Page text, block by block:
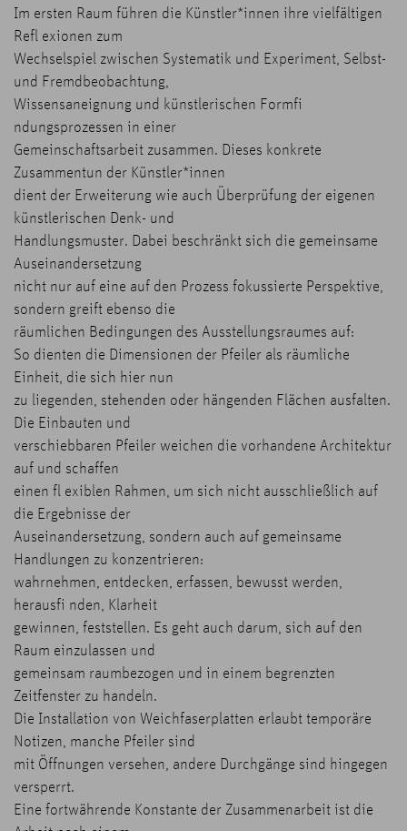
Im ersten Raum führen die Künstler*innen ihre vielfältigen
Refl exionen zum
Wechselspiel zwischen Systematik und Experiment, Selbst-
und Fremdbeobachtung,
Wissensaneignung und künstlerischen Formfi
ndungsprozessen in einer
Gemeinschaftsarbeit zusammen. Dieses konkrete
Zusammentun der Künstler*innen
dient der Erweiterung wie auch Überprüfung der eigenen
künstlerischen Denk- und
Handlungsmuster. Dabei beschränkt sich die gemeinsame
Auseinandersetzung
nicht nur auf eine auf den Prozess fokussierte Perspektive,
sondern greift ebenso die
räumlichen Bedingungen des Ausstellungsraumes auf:
So dienten die Dimensionen der Pfeiler als räumliche
Einheit, die sich hier nun
zu liegenden, stehenden oder hängenden Flächen ausfalten.
Die Einbauten und
verschiebbaren Pfeiler weichen die vorhandene Architektur
auf und schaffen
einen fl exiblen Rahmen, um sich nicht ausschließlich auf
die Ergebnisse der
Auseinandersetzung, sondern auch auf gemeinsame
Handlungen zu konzentrieren:
wahrnehmen, entdecken, erfassen, bewusst werden,
herausfi nden, Klarheit
gewinnen, feststellen. Es geht auch darum, sich auf den
Raum einzulassen und
gemeinsam raumbezogen und in einem begrenzten
Zeitfenster zu handeln.
Die Installation von Weichfaserplatten erlaubt temporäre
Notizen, manche Pfeiler sind
mit Öffnungen versehen, andere Durchgänge sind hingegen
versperrt.
Eine fortwährende Konstante der Zusammenarbeit ist die